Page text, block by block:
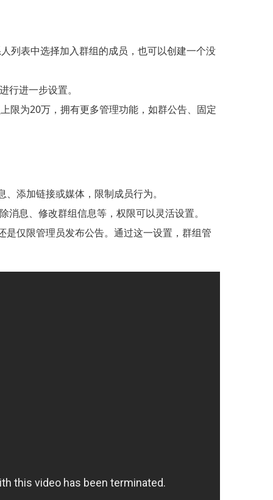
列表中选择加入群组的成员，也可以创建一个没
行进一步设置。
限为20万，拥有更多管理功能，如群公告、固定
添加链接或媒体，限制成员行为。
息、修改群组信息等，权限可以灵活设置。
是仅限管理员发布公告。通过这一设置，群组管